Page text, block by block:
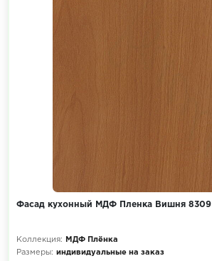
Фасад кухонный МДФ Пленка Вишня 8309
Коллекция:
МДФ Плёнка
Размеры: индивидуальные на заказ